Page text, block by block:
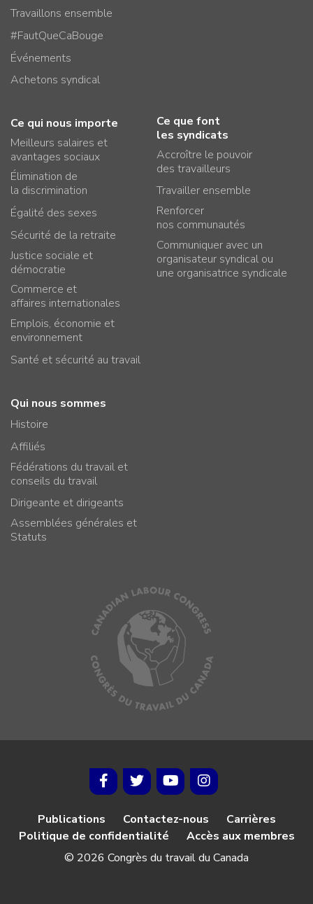
Travaillons ensemble
#FautQueCaBouge
Événements
Achetons syndical
Ce qui nous importe
Meilleurs salaires et
avantages sociaux
Élimination de
la discrimination
Égalité des sexes
Sécurité de la retraite
Justice sociale et
démocratie
Commerce et
affaires internationales
Emplois, économie et
environnement
Santé et sécurité au travail
Ce que font
les syndicats
Accroître le pouvoir
des travailleurs
Travailler ensemble
Renforcer
nos communautés
Communiquer avec un
organisateur syndical ou
une organisatrice syndicale
Qui nous sommes
Histoire
Affiliés
Fédérations du travail et
conseils du travail
Dirigeante et dirigeants
Assemblées générales et
Statuts
Publications Contactez-nous
Carrières
Politique de confidentialité
Accès aux membres
© 2026 Congrès du travail du Canada